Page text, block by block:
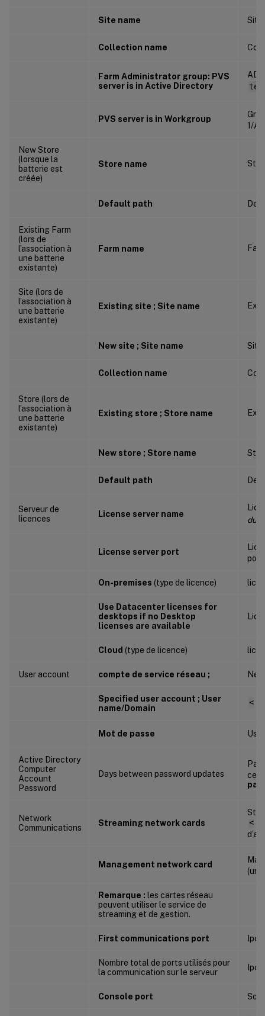
Site name
Collection name
Farm Administrator group: PVS
server is in Active Directory
PVS server is in Workgroup
1/
New Store
(lorsque la
batterie est
créée)
Store name
Default path
Existing Farm
(lors de
l’association à
une batterie
existante)
Farm name
Site (lors de
l’association à
une batterie
existante)
Existing site ; Site name
New site ; Site name
Collection name
Store (lors de
l’association à
une batterie
existante)
Existing store ; Store name
New store ; Store name
Default path
Serveur de
licences
License server name
du
License server port
port
On-premises (type de licence)
Use Datacenter licenses for
desktops if no Desktop
licenses are available
Cloud (type de licence)
User account compte de service réseau ;
Specified user account ; User
name/Domain
<
Mot de passe
Active Directory
Computer
Account
Password
Days between password updates
ce
Network
Communications
Streaming network cards
<
Management network card
Remarque : les cartes réseau
peuvent utiliser le service de
streaming et de gestion.
First communications port
Nombre total de ports utilisés pour
la communication sur le serveur
Console port